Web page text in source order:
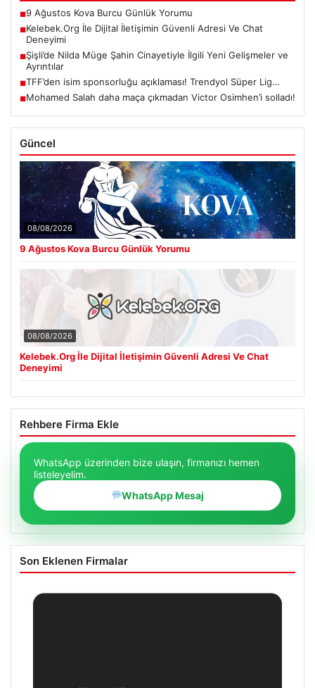
■9 Ağustos Kova Burcu Günlük Yorumu
■Kelebek.Org İle Dijital İletişimin Güvenli Adresi Ve Chat
Deneyimi
■Şişli’de Nilda Müge Şahin Cinayetiyle İlgili Yeni Gelişmeler ve
Ayrıntılar
■TFF’den isim sponsorluğu açıklaması! Trendyol Süper Lig…
■Mohamed Salah daha maça çıkmadan Victor Osimhen’i solladı!
Güncel
08/08/2026
9 Ağustos Kova Burcu Günlük Yorumu
08/08/2026
Kelebek.Org İle Dijital İletişimin Güvenli Adresi Ve Chat
Deneyimi
Rehbere Firma Ekle
WhatsApp üzerinden bize ulaşın, firmanızı hemen
listeleyelim.
WhatsApp Mesaj
Son Eklenen Firmalar